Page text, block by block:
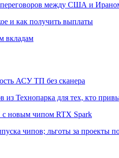
переговоров между США и
и как получить выплаты
вкладам
АСУ ТП без сканера
из Технопарка для тех, кто
с новым чипом RTX Spark
чипов; льготы за проекты